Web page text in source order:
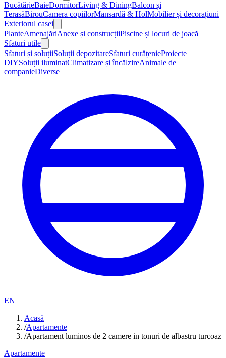
BucătărieBaieDormitorLiving & DiningBalcon și
TerasăBirouCamera copiilorMansardă & HolMobilier și decorațiuni
Exteriorul casei
PlanteAmenajăriAnexe și construcțiiPiscine și locuri de joacă
Sfaturi utile
Sfaturi și soluțiiSoluții depozitareSfaturi curățenieProiecte
DIYSoluții iluminatClimatizare și încălzireAnimale de
companieDiverse
EN
Acasă
/Apartamente
/Apartament luminos de 2 camere in tonuri de albastru turcoaz
Apartamente